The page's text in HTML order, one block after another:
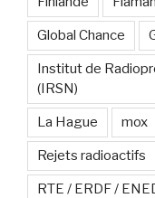
Global Chance
Institut de
(IRSN)
La Hague mox
Rejets radioactifs
RTE / ERDF /